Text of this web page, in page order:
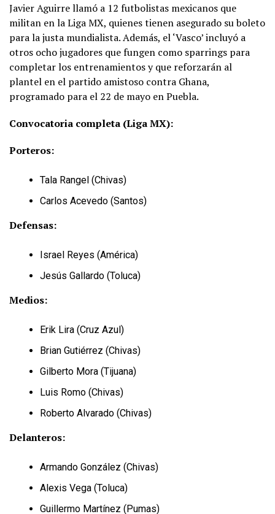
Javier Aguirre llamó a 12 futbolistas mexicanos que
militan en la Liga MX, quienes tienen asegurado su boleto
para la justa mundialista. Además, el ‘Vasco’ incluyó a
otros ocho jugadores que fungen como sparrings para
completar los entrenamientos y que reforzarán al
plantel en el partido amistoso contra Ghana,
programado para el 22 de mayo en Puebla.
Convocatoria completa (Liga MX):
Porteros:
Tala Rangel (Chivas)
Carlos Acevedo (Santos)
Defensas:
Israel Reyes (América)
Jesús Gallardo (Toluca)
Medios:
Erik Lira (Cruz Azul)
Brian Gutiérrez (Chivas)
Gilberto Mora (Tijuana)
Luis Romo (Chivas)
Roberto Alvarado (Chivas)
Delanteros:
Armando González (Chivas)
Alexis Vega (Toluca)
Guillermo Martínez (Pumas)